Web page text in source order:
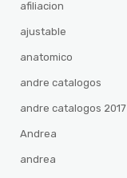
afiliacion
ajustable
anatomico
andre catalogos
andre catalogos 2017
Andrea
andrea